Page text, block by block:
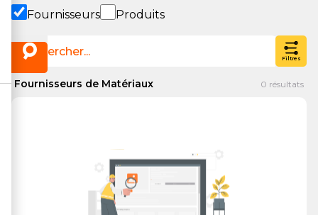
Fournisseurs Produits
Filtres
Fournisseurs de Matériaux 0 résultats